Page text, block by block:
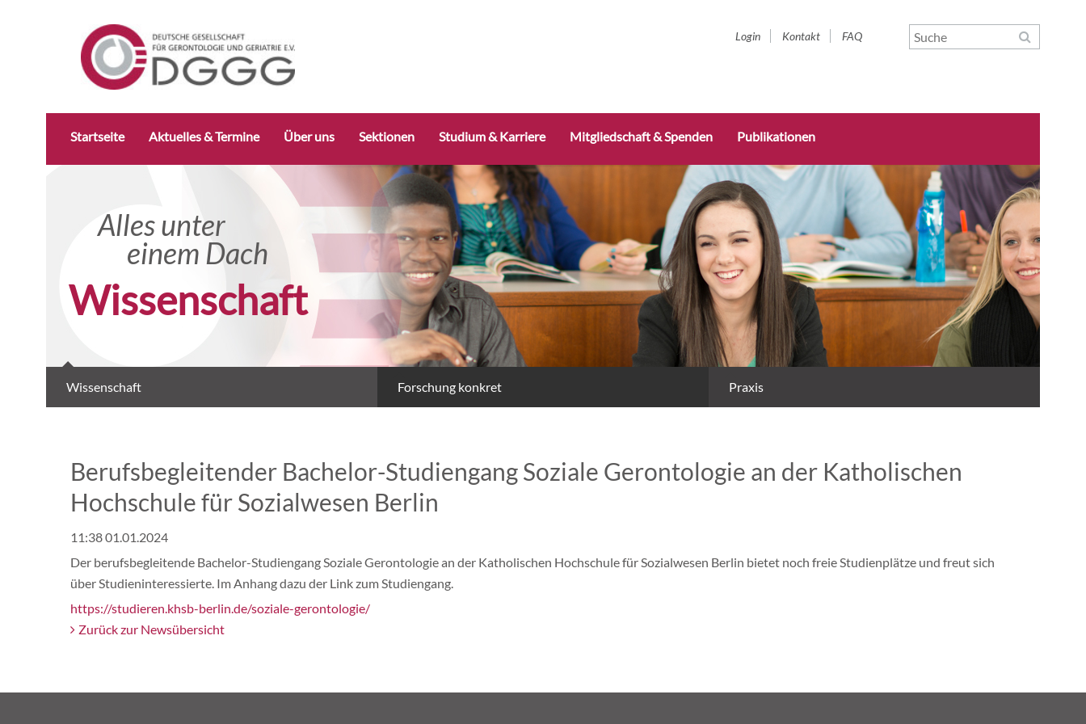
Navigation
Login Kontakt FAQ
überspringen
Startseite Aktuelles & Termine Über uns Sektionen Studium & Karriere Mitgliedschaft & Spenden Publikationen
Wissenschaft
Alles unter
einem Dach
Wissenschaft
Forschung konkret
Alles unter
einem Dach
konkret
Praxis
Berufsbegleitender Bachelor-Studiengang Soziale Gerontologie an der Katholischen
Hochschule für Sozialwesen Berlin
11:38 01.01.2024
Der berufsbegleitende Bachelor-Studiengang Soziale Gerontologie an der Katholischen Hochschule für Sozialwesen Berlin bietet noch freie Studienplätze und freut sich
über Studieninteressierte. Im Anhang dazu der Link zum Studiengang.
https://studieren.khsb-berlin.de/soziale-gerontologie/
Zurück zur Newsübersicht